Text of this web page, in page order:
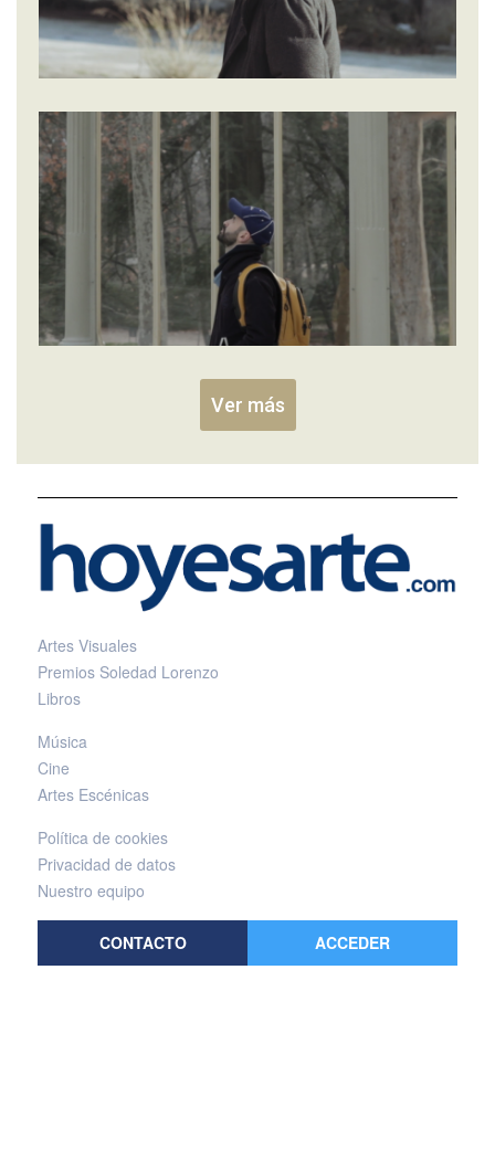
Ver más
Artes Visuales
Premios Soledad Lorenzo
Libros
Música
Cine
Artes Escénicas
Política de cookies
Privacidad de datos
Nuestro equipo
CONTACTO ACCEDER